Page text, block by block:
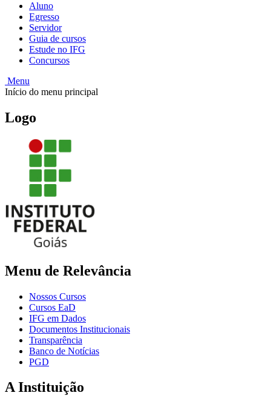
Aluno
Egresso
Servidor
Guia de cursos
Estude no IFG
Concursos
Menu
Início do menu principal
Logo
Menu de Relevância
Nossos Cursos
Cursos EaD
IFG em Dados
Documentos Institucionais
Transparência
Banco de Notícias
PGD
A Instituição